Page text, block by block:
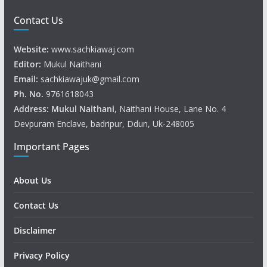
Contact Us
Website: www.sachkiawaj.com
Editor: Mukul Naithani
Email: sachkiawajuk@gmail.com
Ph. No. 9761618043
Address: Mukul Naithani, Naithani House, Lane No. 4
Devpuram Enclave, badripur, Ddun, Uk-248005
Important Pages
About Us
Contact Us
Disclaimer
Privacy Policy